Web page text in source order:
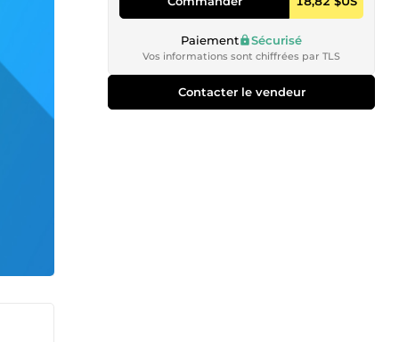
Paiement Sécurisé
Vos informations sont chiffrées par TLS
Contacter le vendeur